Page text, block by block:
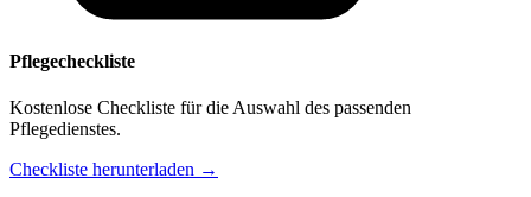
Pflegecheckliste
Kostenlose Checkliste für die Auswahl des passenden
Pflegedienstes.
Checkliste herunterladen →